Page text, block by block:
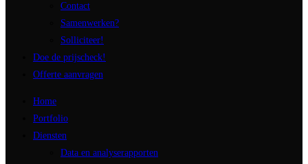
Contact
Samenwerken?
Solliciteer!
Doe de prijscheck!
Offerte aanvragen
Home
Portfolio
Diensten
Data en analyserapporten